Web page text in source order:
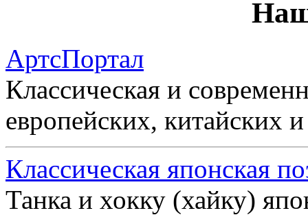
АртсПортал
Классическая и
европейских, китайских
Классическая японская
Танка и хокку (хайку)